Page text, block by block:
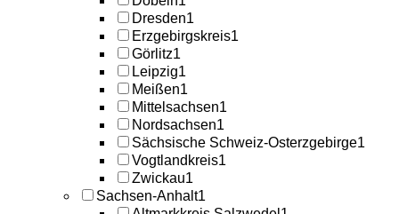
Dresden1
Erzgebirgskreis1
Görlitz1
Leipzig1
Meißen1
Mittelsachsen1
Nordsachsen1
Sächsische Schweiz-Osterzgebirge1
Vogtlandkreis1
Zwickau1
Sachsen-Anhalt1